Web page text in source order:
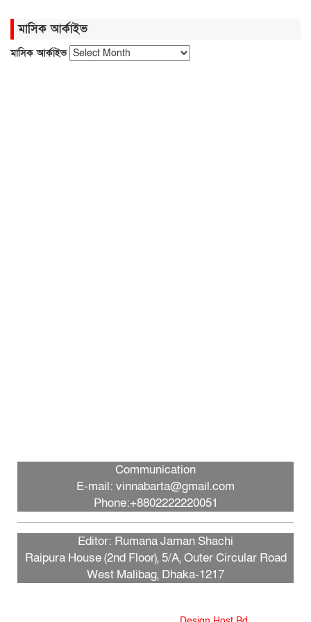
বিদেশিদের সামনে হেনস্তা হলাম, খুব
সালাউদ্দীন আটক
গণতান্ত্রিক আন্দোলনের প্রতিচ্ছবি ‘জুলাই
স্মৃতি জাদুঘর’: প্রধানমন্ত্রী
পথ হারালে এই জাদুঘরে এসে পথ খুঁজে
মাসিক আর্কাইভ
মাসিক আর্কাইভ
Communication
E-mail: vinnabarta@gmail.com
Phone:+8802222220051
Editor: Rumana Jaman Shachi
Raipura House (2nd Floor), 5/A, Outer Circular Road
West Malibag, Dhaka-1217